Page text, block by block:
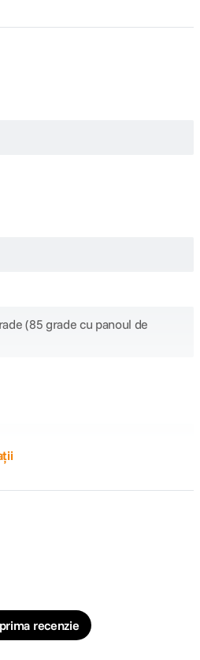
(85 grade cu panoul de
recenzie